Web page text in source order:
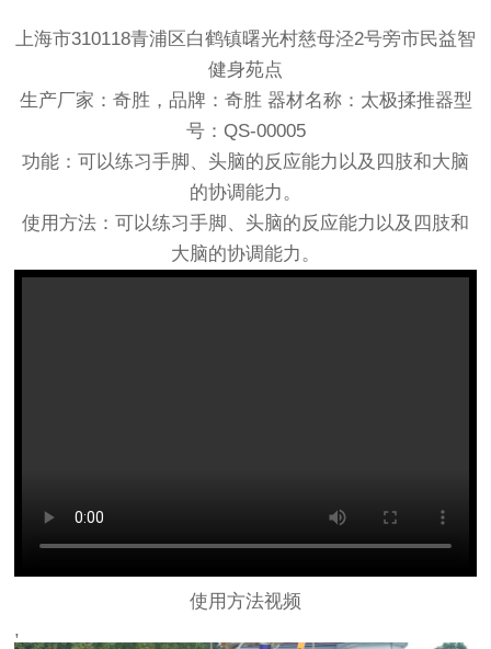
上海市310118青浦区白鹤镇曙光村慈母泾2号旁市民益智
健身苑点
生产厂家：奇胜，品牌：奇胜 器材名称：太极揉推器型
号：QS-00005
功能：可以练习手脚、头脑的反应能力以及四肢和大脑
的协调能力。
使用方法：可以练习手脚、头脑的反应能力以及四肢和
大脑的协调能力。
使用方法视频
,